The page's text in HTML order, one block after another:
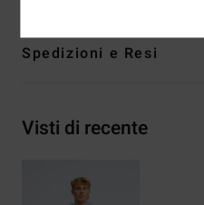
Spedizioni e Resi
Visti di recente